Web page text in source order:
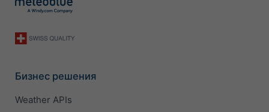
Бизнес решения
Weather APIs